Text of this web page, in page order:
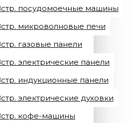
посудомоечные машины
микроволновые печи
газовые панели
электрические панели
индукционные панели
электрические духовки
кофе-машины